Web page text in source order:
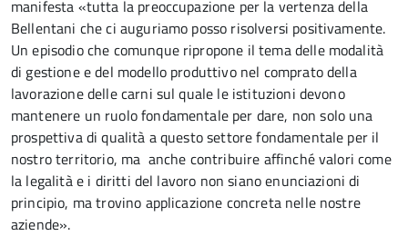
manifesta «tutta la preoccupazione per la vertenza della
Bellentani che ci auguriamo posso risolversi positivamente.
Un episodio che comunque ripropone il tema delle modalità
di gestione e del modello produttivo nel comprato della
lavorazione delle carni sul quale le istituzioni devono
mantenere un ruolo fondamentale per dare, non solo una
prospettiva di qualità a questo settore fondamentale per il
nostro territorio, ma anche contribuire affinché valori come
la legalità e i diritti del lavoro non siano enunciazioni di
principio, ma trovino applicazione concreta nelle nostre
aziende».